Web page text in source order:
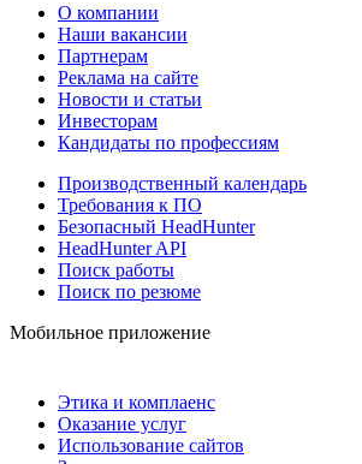
О компании
Наши вакансии
Партнерам
Реклама на сайте
Новости и статьи
Инвесторам
Кандидаты по профессиям
Производственный календарь
Требования к ПО
Безопасный HeadHunter
HeadHunter API
Поиск работы
Поиск по резюме
Мобильное приложение
Этика и комплаенс
Оказание услуг
Использование сайтов